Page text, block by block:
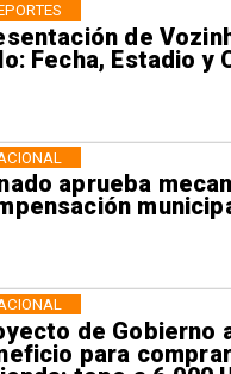
de
Fecha, Estadio y
aprueba
de Gobierno
para